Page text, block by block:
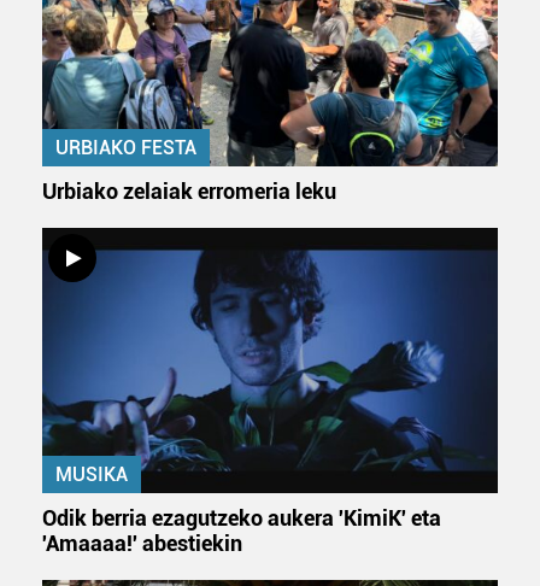
URBIAKO FESTA
Urbiako zelaiak erromeria leku
MUSIKA
Odik berria ezagutzeko aukera 'KimiK' eta
'Amaaaa!' abestiekin